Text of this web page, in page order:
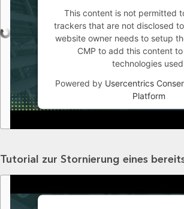
This content is not permitted
trackers that are not disclosed
website owner needs to setup
CMP to add this content
technologies used.
Powered by Usercentrics
Platform
Tutorial zur Stornierung eines